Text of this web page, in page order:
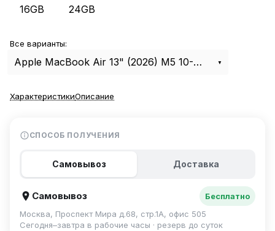
16GB 24GB
Все варианты:
Apple MacBook Air 13" (2026) M5 10-CPU, 8-GPU, 16Gb, 512Gb Silver MDH74
ХарактеристикиОписание
СПОСОБ ПОЛУЧЕНИЯ
Самовывоз Доставка
Самовывоз
Бесплатно
Москва, Проспект Мира д.68, стр.1А, офис 505
Сегодня–завтра в рабочие часы · резерв до суток